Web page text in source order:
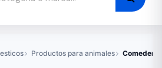
Productos para animales Comederos